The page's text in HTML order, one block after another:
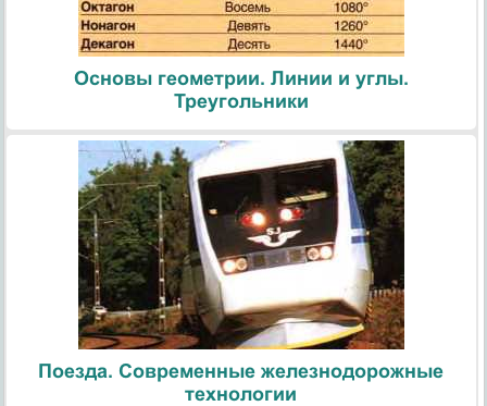
Основы геометрии. Линии и углы.
Треугольники
Поезда. Современные железнодорожные
технологии